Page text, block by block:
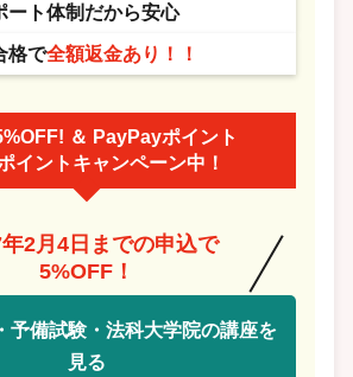
ート体制だから安心
格で全額返金あり！！
＆ PayPayポイント
イントキャンペーン中！
2月4日までの申込で
5%OFF！
予備試験・法科大学院の講座を
見る